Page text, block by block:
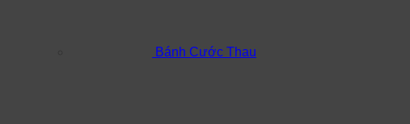
Bánh Cước Thau